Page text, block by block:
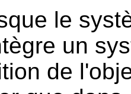
le
un
de